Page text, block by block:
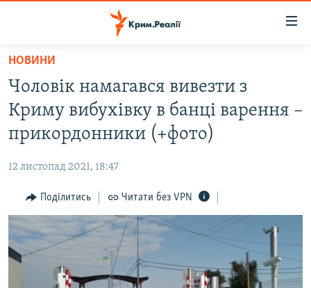
Перейти
основного
матеріалу
Перейти
до
основної
Перейти
до
пошуку
ВІДЕО ТА ФОТО
БЛОГИ
ПОГЛЯД
ІНТЕРВ'Ю
ВСЕ ЗА ДЕНЬ
СПЕЦПРОЕКТИ
НОВИНИ
Чоловік намагався вивезти з
Криму вибухівку в банці варення –
прикордонники (+фото)
12 листопад 2021, 18:47
Поділитись Читати без VPN